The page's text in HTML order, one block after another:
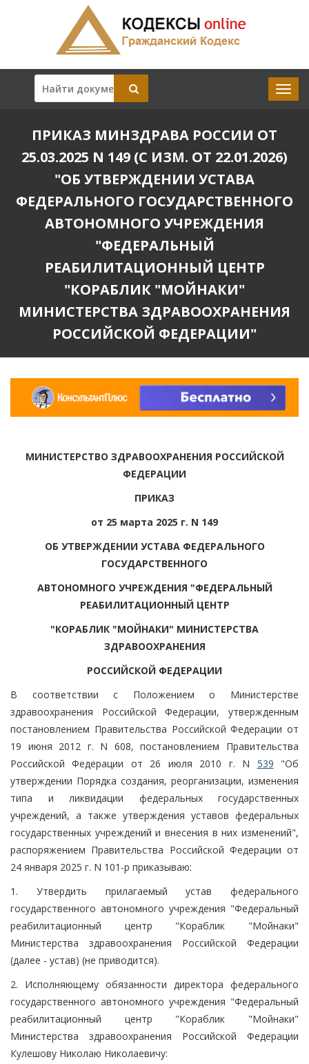
ПРИКАЗ МИНЗДРАВА РОССИИ ОТ
25.03.2025 N 149 (С ИЗМ. ОТ 22.01.2026)
"ОБ УТВЕРЖДЕНИИ УСТАВА
ФЕДЕРАЛЬНОГО ГОСУДАРСТВЕННОГО
АВТОНОМНОГО УЧРЕЖДЕНИЯ
"ФЕДЕРАЛЬНЫЙ
РЕАБИЛИТАЦИОННЫЙ ЦЕНТР
"КОРАБЛИК "МОЙНАКИ"
МИНИСТЕРСТВА ЗДРАВООХРАНЕНИЯ
РОССИЙСКОЙ ФЕДЕРАЦИИ"
МИНИСТЕРСТВО ЗДРАВООХРАНЕНИЯ РОССИЙСКОЙ
ФЕДЕРАЦИИ
ПРИКАЗ
от 25 марта 2025 г. N 149
ОБ УТВЕРЖДЕНИИ УСТАВА ФЕДЕРАЛЬНОГО
ГОСУДАРСТВЕННОГО
АВТОНОМНОГО УЧРЕЖДЕНИЯ "ФЕДЕРАЛЬНЫЙ
РЕАБИЛИТАЦИОННЫЙ ЦЕНТР
"КОРАБЛИК "МОЙНАКИ" МИНИСТЕРСТВА
ЗДРАВООХРАНЕНИЯ
РОССИЙСКОЙ ФЕДЕРАЦИИ
В соответствии с Положением о Министерстве
здравоохранения Российской Федерации, утвержденным
постановлением Правительства Российской Федерации от
19 июня 2012 г. N 608, постановлением Правительства
Российской Федерации от 26 июля 2010 г. N 539 "Об
утверждении Порядка создания, реорганизации, изменения
типа и ликвидации федеральных государственных
учреждений, а также утверждения уставов федеральных
государственных учреждений и внесения в них изменений",
распоряжением Правительства Российской Федерации от
24 января 2025 г. N 101-р приказываю:
1. Утвердить прилагаемый устав федерального
государственного автономного учреждения "Федеральный
реабилитационный центр "Кораблик "Мойнаки"
Министерства здравоохранения Российской Федерации
(далее - устав) (не приводится).
2. Исполняющему обязанности директора федерального
государственного автономного учреждения "Федеральный
реабилитационный центр "Кораблик "Мойнаки"
Министерства здравоохранения Российской Федерации
Кулешову Николаю Николаевичу: